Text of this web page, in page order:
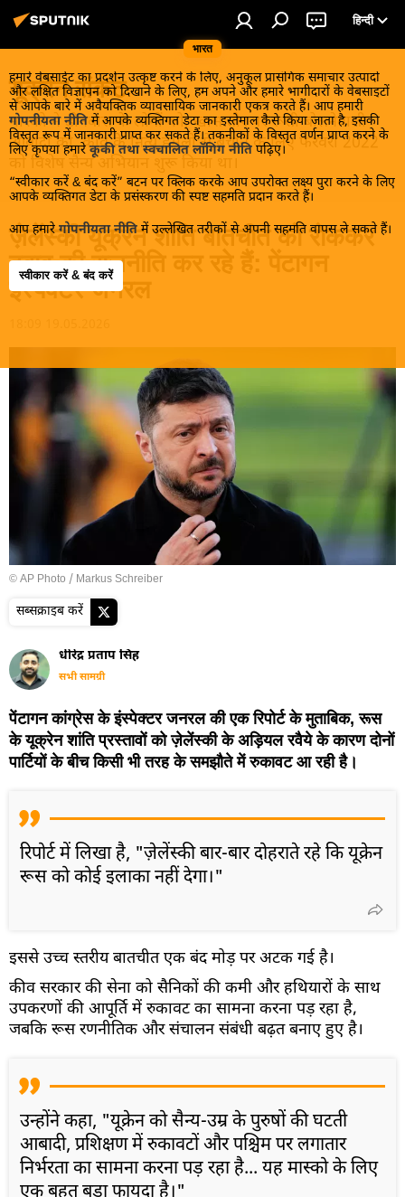
भारत
हिन्दी
हमारे वेबसाईट का प्रदर्शन उत्कृष्ट करने के लिए, अनुकूल प्रासंगिक समाचार उत्पादों
और लक्षित विज्ञापन को दिखाने के लिए, हम अपने और हमारे भागीदारों के वेबसाइटों
से आपके बारे में अवैयक्तिक व्यावसायिक जानकारी एकत्र करते हैं। आप हमारी
गोपनीयता नीति में आपके व्यक्तिगत डेटा का इस्तेमाल कैसे किया जाता है, इसकी
विस्तृत रूप में जानकारी प्राप्त कर सकते हैं। तकनीकों के विस्तृत वर्णन प्राप्त करने के
लिए कृपया हमारे कूकी तथा स्वचालित लॉगिंग नीति पढ़िए।
“स्वीकार करें & बंद करें” बटन पर क्लिक करके आप उपरोक्त लक्ष्य पुरा करने के लिए
आपके व्यक्तिगत डेटा के प्रसंस्करण की स्पष्ट सहमति प्रदान करते हैं।
आप हमारे गोपनीयता नीति में उल्लेखित तरीकों से अपनी सहमति वापस ले सकते हैं।
स्वीकार करें & बंद करें
यूक्रेन संकट
मास्को ने डोनबास के लोगों को, खास तौर पर रूसी बोलनेवाली
आबादी को, कीव के नित्य हमलों से बचाने के लिए फरवरी 2022
को विशेष सैन्य अभियान शुरू किया था।
ज़ेलेंस्की यूक्रेन शांति बातचीत को रोककर
दबाव की राजनीति कर रहे हैं: पेंटागन
इंस्पेक्टर जनरल
© AP Photo / Markus Schreiber
सब्सक्राइब करें
धीरेंद्र प्रताप सिंह
सभी सामग्री
पेंटागन कांग्रेस के इंस्पेक्टर जनरल की एक रिपोर्ट के मुताबिक, रूस
के यूक्रेन शांति प्रस्तावों को ज़ेलेंस्की के अड़ियल रवैये के कारण दोनों
पार्टियों के बीच किसी भी तरह के समझौते में रुकावट आ रही है।
रिपोर्ट में लिखा है, "ज़ेलेंस्की बार-बार दोहराते रहे कि यूक्रेन
रूस को कोई इलाका नहीं देगा।"
इससे उच्च स्तरीय बातचीत एक बंद मोड़ पर अटक गई है।
कीव सरकार की सेना को सैनिकों की कमी और हथियारों के साथ
उपकरणों की आपूर्ति में रुकावट का सामना करना पड़ रहा है,
जबकि रूस रणनीतिक और संचालन संबंधी बढ़त बनाए हुए है।
उन्होंने कहा, "यूक्रेन को सैन्य-उम्र के पुरुषों की घटती
आबादी, प्रशिक्षण में रुकावटों और पश्चिम पर लगातार
निर्भरता का सामना करना पड़ रहा है... यह मास्को के लिए
एक बहुत बड़ा फायदा है।"